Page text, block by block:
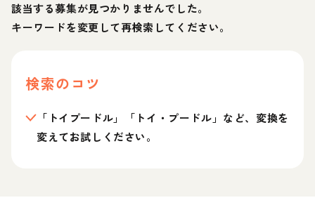
該当する募集が見つかりませんでした。
キーワードを変更して再検索してください。
検索のコツ
「トイプードル」「トイ・プードル」など、変換を
変えてお試しください。